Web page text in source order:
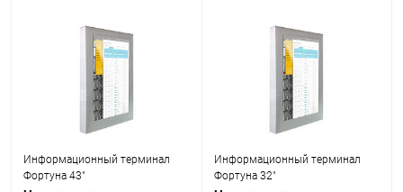
Информационный терминал
Фортуна 43"
Информационный терминал
Фортуна 32"